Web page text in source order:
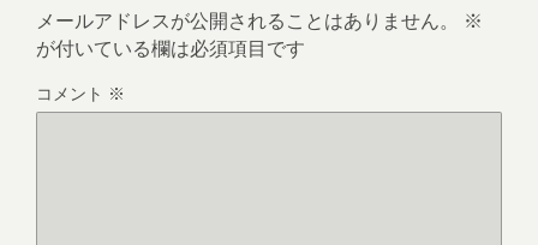
メールアドレスが公開されることはありません。
※
が付いている欄は必須項目です
コメント ※